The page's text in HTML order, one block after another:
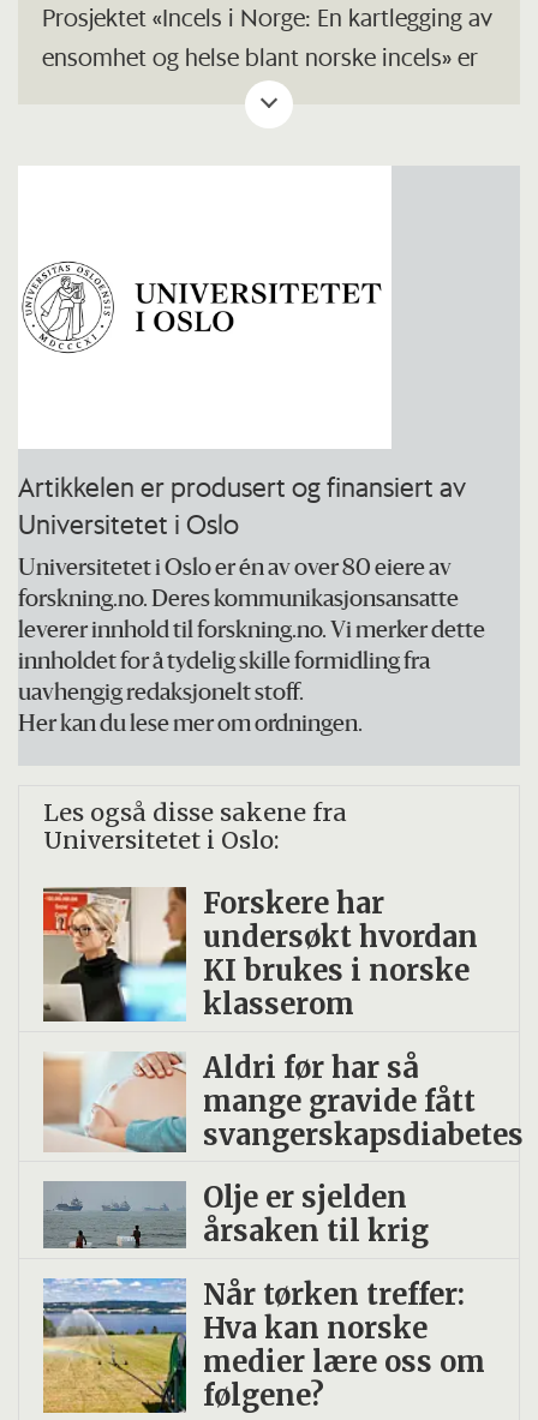
Prosjektet «Incels i Norge: En kartlegging av
ensomhet og helse blant norske incels» er
en av få studier som har studert deler av
den norske incel-kulturen.
støtte fra Stiftelsen Dam.
Reform – Ressurssenter for menn ønsket å
Artikkelen er produsert og finansiert av
Universitetet i Oslo
Universitetet i Oslo er én av over 80 eiere av
forskning.no. Deres kommunikasjonsansatte
leverer innhold til forskning.no. Vi merker dette
innholdet for å tydelig skille formidling fra
uavhengig redaksjonelt stoff.
Her kan du lese mer om ordningen.
Les også disse sakene fra
Universitetet i Oslo:
Forskere har
undersøkt hvordan
KI brukes i norske
klasserom
Aldri før har så
mange gravide fått
svangerskapsdiabetes
Olje er sjelden
årsaken til krig
Når tørken treffer:
Hva kan norske
medier lære oss om
følgene?